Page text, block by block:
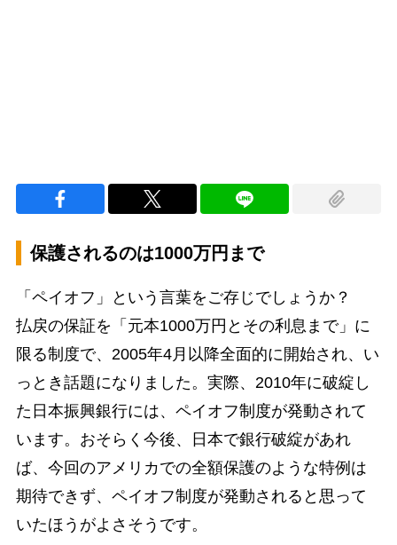
保護されるのは1000万円まで
「ペイオフ」という言葉をご存じでしょうか？
払戻の保証を「元本1000万円とその利息まで」に
限る制度で、2005年4月以降全面的に開始され、い
っとき話題になりました。実際、2010年に破綻し
た日本振興銀行には、ペイオフ制度が発動されて
います。おそらく今後、日本で銀行破綻があれ
ば、今回のアメリカでの全額保護のような特例は
期待できず、ペイオフ制度が発動されると思って
いたほうがよさそうです。